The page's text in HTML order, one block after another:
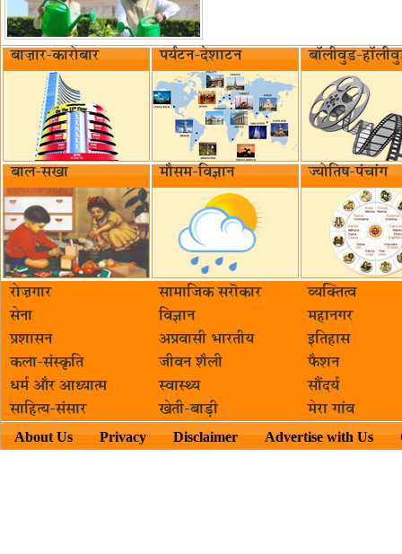
बाज़ार-कारोबार पर्यटन-देशाटन बॉलीवुड-
बाल-सखा मौसम-विज्ञान ज्योतिष-पंचांग
रोज़गार सामाजिक सरॊकार‌
व्यक्तित्व
सेना
विज्ञान
महानगर
प्रशासन
अप्रवासी भारतीय
इतिहास
कला-संस्कृति
जीवन शैली
फैशन
धर्म और आध्यात्म
स्वास्थ्य
सौंदर्य
साहित्य-संसार
खेती-बाड़ी मेरा गांव
About Us Privacy Disclaimer Advertise with Us